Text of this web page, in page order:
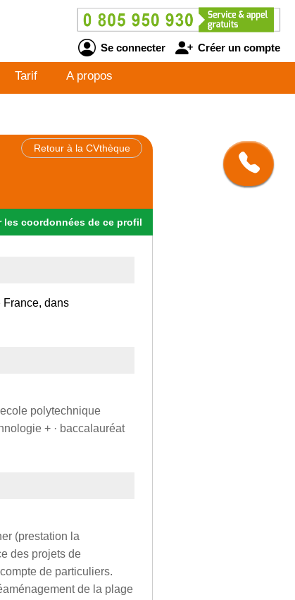
Se connecter Créer un compte
Tarif A propos
Retour à la CVthèque
les coordonnées de ce profil
France, dans
polytechnique
+ · baccalauréat
(prestation la
des projets de
de particuliers.
de la plage